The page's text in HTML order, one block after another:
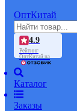
ОптКитай
4.9
Рейтинг
ОптКитай на
Каталог
Заказы